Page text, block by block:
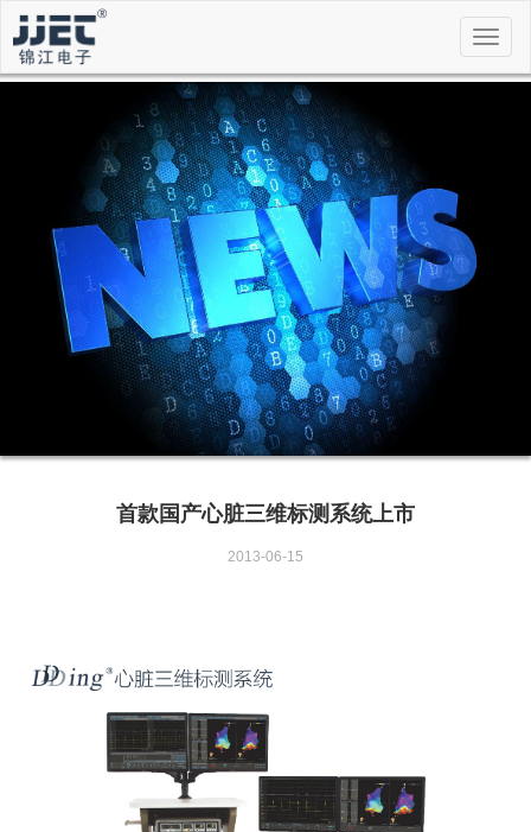
切
换
导
首款国产心脏三维标测系统上市
2013-06-15